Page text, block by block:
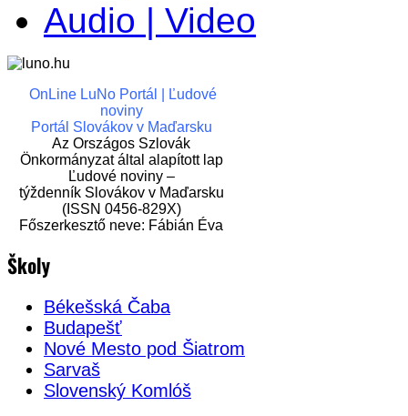
Audio | Video
OnLine LuNo Portál | Ľudové
noviny
Portál Slovákov v Maďarsku
Az Országos Szlovák
Önkormányzat által alapított lap
Ľudové noviny –
týždenník Slovákov v Maďarsku
(ISSN 0456-829X)
Főszerkesztő neve: Fábián Éva
Školy
Békešská Čaba
Budapešť
Nové Mesto pod Šiatrom
Sarvaš
Slovenský Komlóš